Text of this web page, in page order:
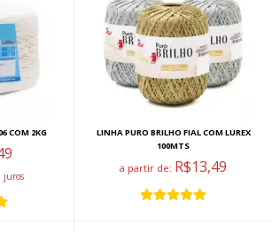
COM 2KG
LINHA PURO BRILHO FIAL COM LUREX
100MTS
a partir de: R$13,49